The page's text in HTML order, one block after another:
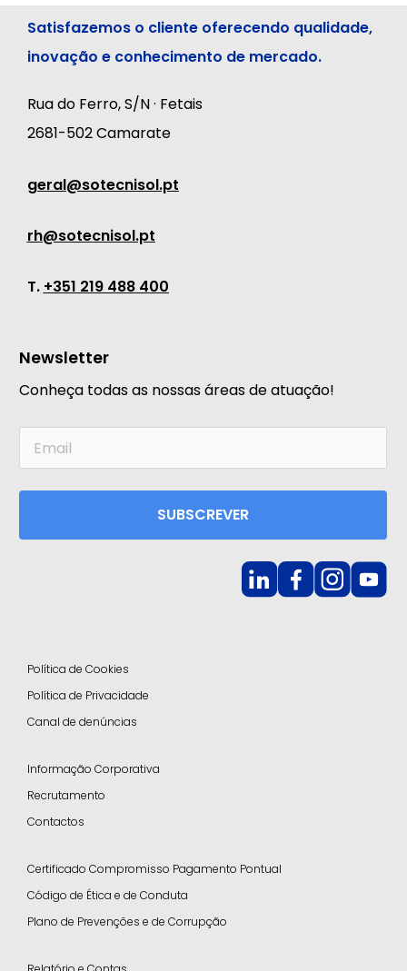
Satisfazemos o cliente oferecendo qualidade,
inovação e conhecimento de mercado.
Rua do Ferro, S/N · Fetais
2681-502 Camarate
geral@sotecnisol.pt
rh@sotecnisol.pt
T. +351 219 488 400
Newsletter
Conheça todas as nossas áreas de atuação!
SUBSCREVER
Política de Cookies
Política de Privacidade
Canal de denúncias
Informação Corporativa
Recrutamento
Contactos
Certificado Compromisso Pagamento Pontual
Código de Ética e de Conduta
Plano de Prevenções e de Corrupção